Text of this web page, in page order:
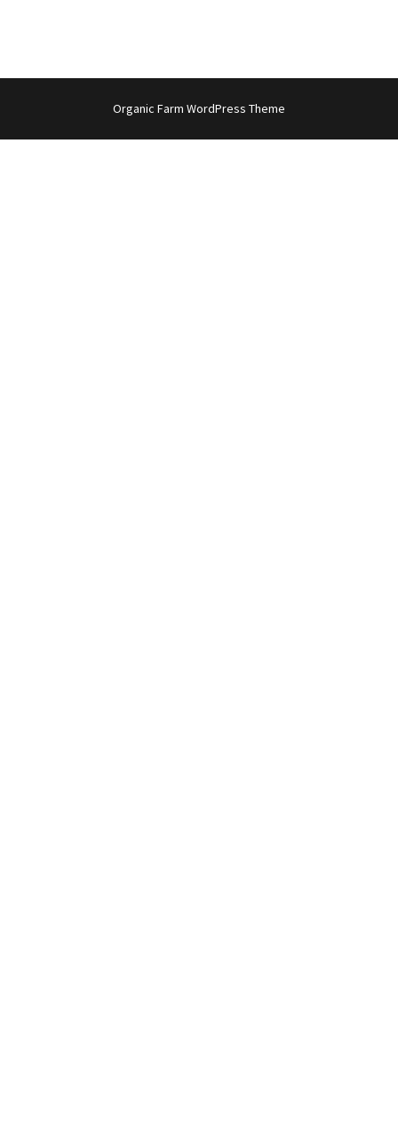
Organic Farm WordPress Theme